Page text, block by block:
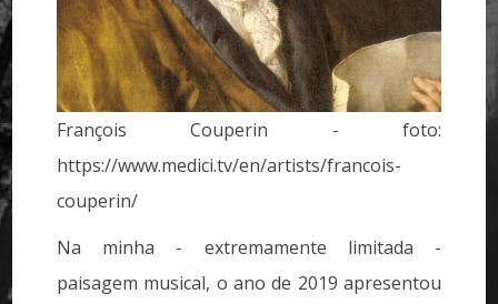
François Couperin - foto:
https://www.medici.tv/en/artists/francois-
couperin/
Na minha - extremamente limitada -
paisagem musical, o ano de 2019 apresentou